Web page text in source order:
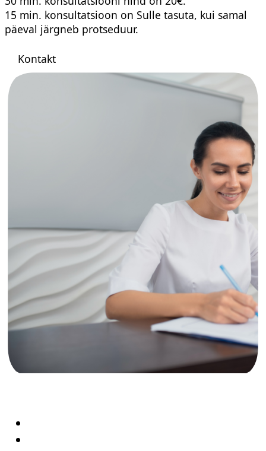
15 min. konsultatsioon on Sulle tasuta, kui samal
päeval järgneb protseduur.
Kontakt